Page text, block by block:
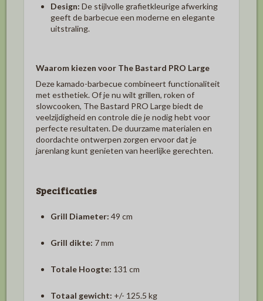
Design: De stijlvolle grafietkleurige afwerking
geeft de barbecue een moderne en elegante
uitstraling.
Waarom kiezen voor The Bastard PRO Large
Deze kamado-barbecue combineert functionaliteit
met esthetiek.Of je nu wilt grillen, roken of
slowcooken, The Bastard PRO Largebiedt de
veelzijdigheid en controle die je nodig hebt voor
perfecte resultaten.De duurzame materialen en
doordachte ontwerpen zorgen ervoor dat je
jarenlang kunt genieten van heerlijke gerechten.
Specificaties
Grill Diameter: 49 cm
Grill dikte: 7 mm
Totale Hoogte: 131 cm
Totaal gewicht: +/- 125.5 kg